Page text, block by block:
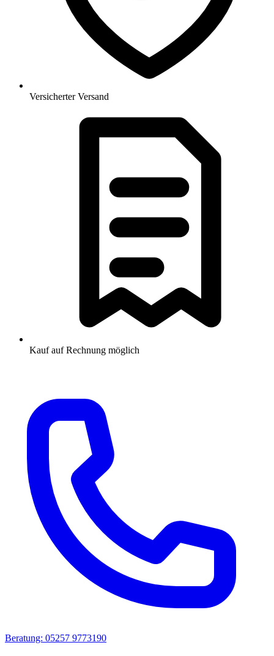
Versicherter Versand
Kauf auf Rechnung möglich
Beratung: 05257 9773190